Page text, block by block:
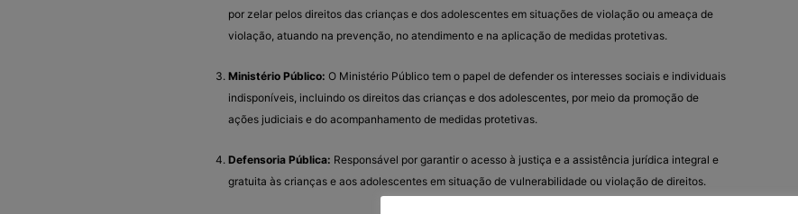
por zelar pelos direitos das crianças e dos adolescentes em situações de violação ou ameaça de
violação, atuando na prevenção, no atendimento e na aplicação de medidas protetivas.
Ministério Público: O Ministério Público tem o papel de defender os interesses sociais e individuais
indisponíveis, incluindo os direitos das crianças e dos adolescentes, por meio da promoção de
ações judiciais e do acompanhamento de medidas protetivas.
Defensoria Pública: Responsável por garantir o acesso à justiça e a assistência jurídica integral e
gratuita às crianças e aos adolescentes em situação de vulnerabilidade ou violação de direitos.